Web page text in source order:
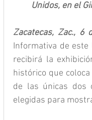
Unidos, en el
Zacatecas, Zac., 6
Informativa de este
recibirá la
histórico que
de las únicas dos
elegidas para